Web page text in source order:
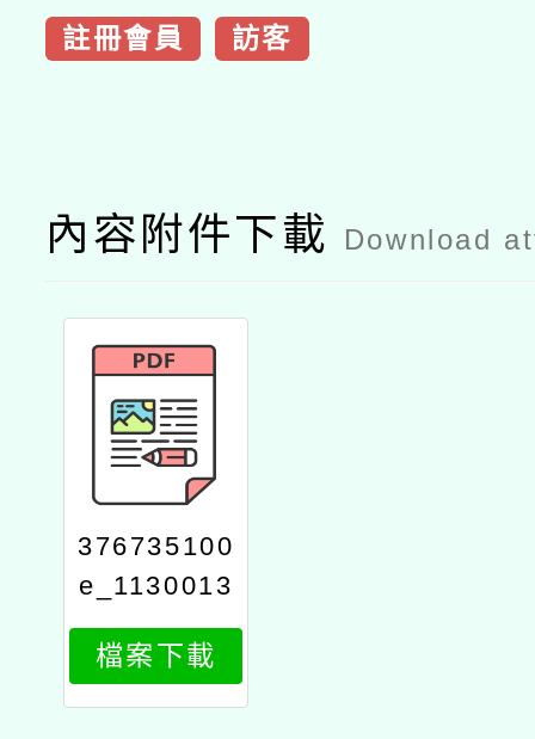
註冊會員 訪客
內容附件下載 Download
376735100
e_1130013
216_attach
1
檔案下載